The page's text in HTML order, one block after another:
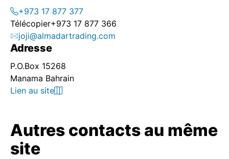
+973 17 877 377
Télécopier+973 17 877 366
joji@almadartrading.com
Adresse
P.O.Box 15268
Manama Bahrain
Lien au site
Autres contacts au même
site